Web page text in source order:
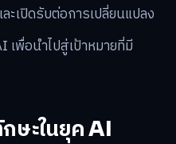
ะเปิดรับต่อการเปลี่ยนแปลง
พื่อนำไปสู่เป้าหมายที่มี
ษะในยุค AI